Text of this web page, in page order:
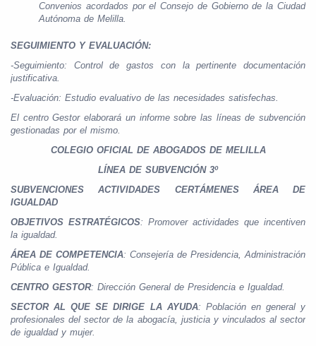
Convenios acordados por el Consejo de Gobierno de la Ciudad
Autónoma de Melilla.
SEGUIMIENTO Y EVALUACIÓN:
-Seguimiento: Control de gastos con la pertinente documentación
justificativa.
-Evaluación: Estudio evaluativo de las necesidades satisfechas.
El centro Gestor elaborará un informe sobre las líneas de subvención
gestionadas por el mismo.
COLEGIO OFICIAL DE ABOGADOS DE MELILLA
LÍNEA DE SUBVENCIÓN 3º
SUBVENCIONES ACTIVIDADES CERTÁMENES ÁREA DE
IGUALDAD
OBJETIVOS ESTRATÉGICOS: Promover actividades que incentiven
la igualdad.
ÁREA DE COMPETENCIA: Consejería de Presidencia, Administración
Pública e Igualdad.
CENTRO GESTOR: Dirección General de Presidencia e Igualdad.
SECTOR AL QUE SE DIRIGE LA AYUDA: Población en general y
profesionales del sector de la abogacía, justicia y vinculados al sector
de igualdad y mujer.